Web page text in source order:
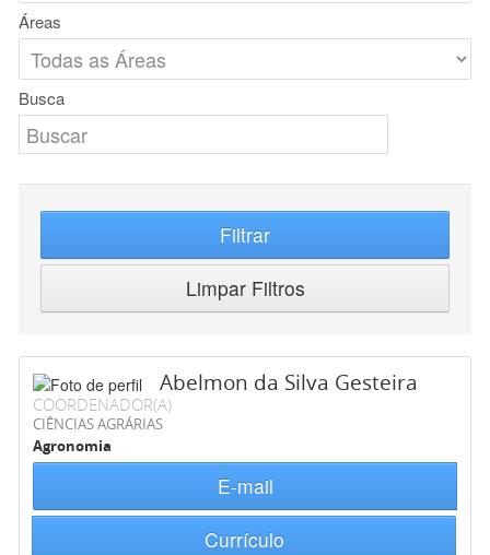
Áreas
Busca
Filtrar
Limpar Filtros
Abelmon da Silva Gesteira
COORDENADOR(A)
CIÊNCIAS AGRÁRIAS
Agronomia
E-mail
Currículo